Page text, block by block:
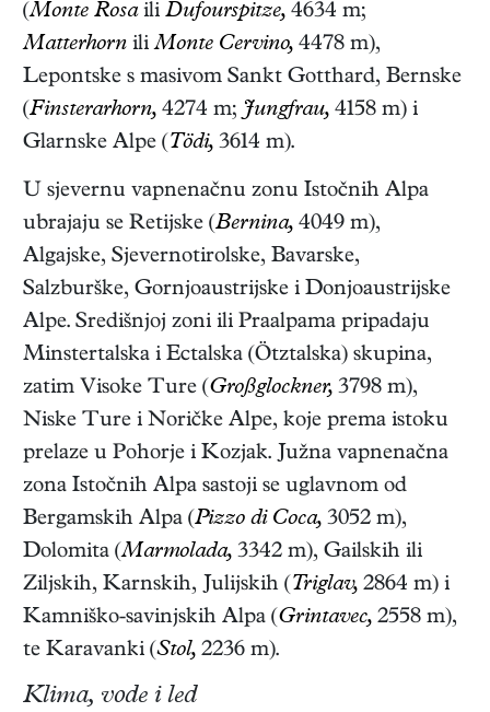
(Monte Rosaili Dufourspitze, 4634 m;
Matterhorn iliMonte Cervino, 4478 m),
Lepontske s masivom Sankt Gotthard, Bernske
(Finsterarhorn, 4274 m; Jungfrau, 4158 m) i
Glarnske Alpe (Tödi, 3614 m).
U sjevernu vapnenačnu zonu Istočnih Alpa
ubrajaju se Retijske (Bernina, 4049 m),
Algajske, Sjevernotirolske, Bavarske,
Salzburške, Gornjoaustrijske i Donjoaustrijske
Alpe. Središnjoj zoni ili Praalpama pripadaju
Minstertalska i Ectalska (Ötztalska) skupina,
zatim Visoke Ture (Großglockner, 3798 m),
Niske Ture i Noričke Alpe, koje prema istoku
prelaze u Pohorje i Kozjak. Južna vapnenačna
zona Istočnih Alpa sastoji se uglavnom od
Bergamskih Alpa (Pizzo di Coca, 3052 m),
Dolomita (Marmolada, 3342 m), Gailskih ili
Ziljskih, Karnskih, Julijskih (Triglav, 2864 m) i
Kamniško-savinjskih Alpa (Grintavec, 2558 m),
te Karavanki (Stol, 2236 m).
Klima, vode i led